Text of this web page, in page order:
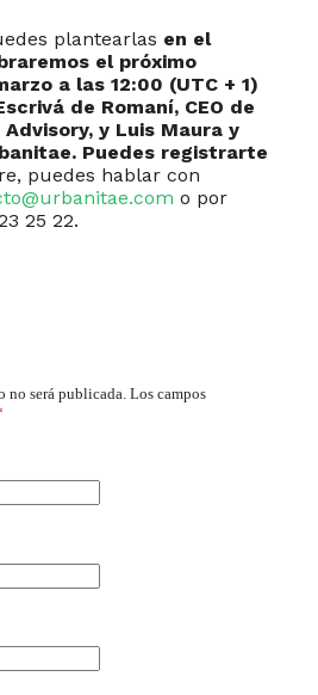
plantearlas en el
el próximo
a las 12:00 (UTC + 1)
de Romaní, CEO de
y Luis Maura y
Puedes registrarte
puedes hablar con
o por
25 22.
será publicada. Los campos